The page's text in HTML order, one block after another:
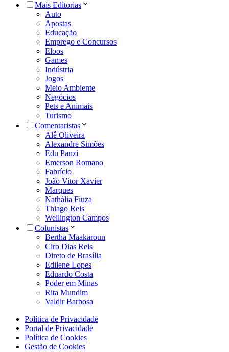
Mais Editorias
Auto
Apostas
Educação
Emprego e Concursos
Eloos
Games
Indústria
Jogos
Meio Ambiente
Negócios
Pets e Animais
Turismo
Comentaristas
Alê Oliveira
Alexandre Simões
Edu Panzi
Emerson Romano
Fabrício
João Vitor Xavier
Marques
Nathália Fiuza
Thiago Reis
Wellington Campos
Colunistas
Bertha Maakaroun
Ciro Dias Reis
Direto de Brasília
Edilene Lopes
Eduardo Costa
Poder em Minas
Rita Mundim
Valdir Barbosa
Política de Privacidade
Portal de Privacidade
Política de Cookies
Gestão de Cookies